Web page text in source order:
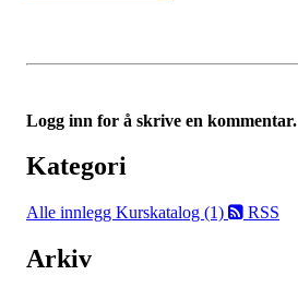
Logg inn for å skrive en kommentar.
Kategori
Alle innlegg Kurskatalog (1) RSS
Arkiv